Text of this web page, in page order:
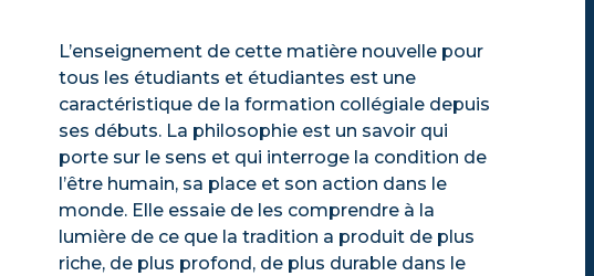
L’enseignement de cette matière nouvelle pour
tous les étudiants et étudiantes est une
caractéristique de la formation collégiale depuis
ses débuts. La philosophie est un savoir qui
porte sur le sens et qui interroge la condition de
l’être humain, sa place et son action dans le
monde. Elle essaie de les comprendre à la
lumière de ce que la tradition a produit de plus
riche, de plus profond, de plus durable dans le